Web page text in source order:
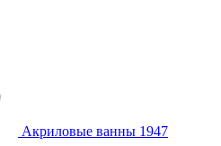
Акриловые ванны 1947